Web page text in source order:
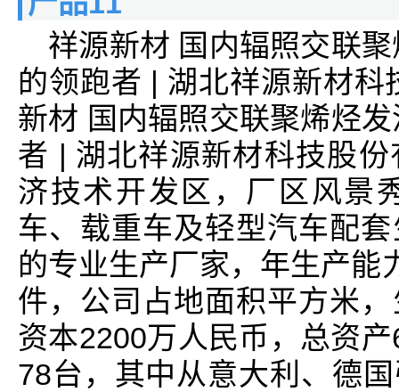
祥源新材 国内辐照交联
的领跑者 | 湖北祥源新材
新材 国内辐照交联聚烯烃
者 | 湖北祥源新材科技股
济技术开发区，厂区风景
车、载重车及轻型汽车配
的专业生产厂家，年生产能
件，公司占地面积平方米
资本2200万人民币，总资
78台，其中从意大利、德